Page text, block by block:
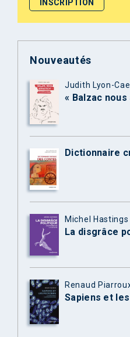
Nouveautés
Judith Lyon-
« Balzac
Dictionnaire
Michel Hastings
La disgrâce
Renaud
Sapiens et